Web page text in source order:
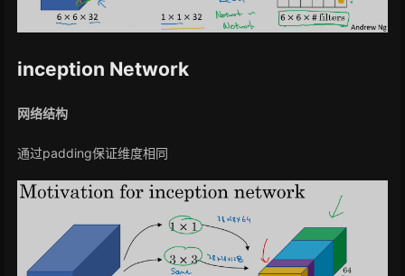
inception Network
网络结构
通过padding保证维度相同